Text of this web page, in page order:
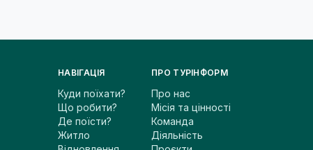
НАВІГАЦІЯ
Куди поїхати?
Що робити?
Де поїсти?
Житло
ПРО ТУРІНФОРМ
Про нас
Місія та цінності
Команда
Діяльність